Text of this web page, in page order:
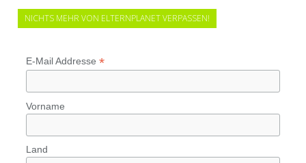
NICHTS MEHR VON ELTERNPLANET VERPASSEN!
E-Mail Addresse *
Vorname
Land